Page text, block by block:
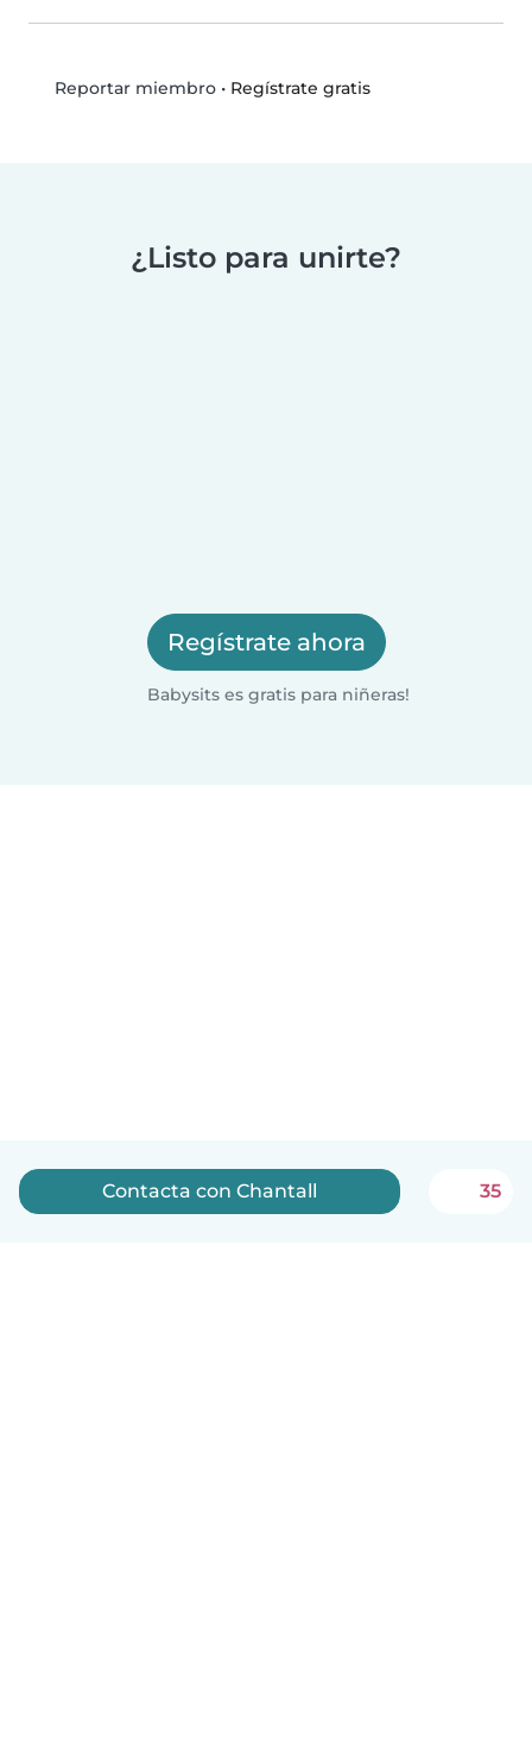
Reportar miembro• Regístrate gratis
¿Listo para unirte?
Regístrate ahora
Babysits es gratis para niñeras!
Contacta con Chantall 35